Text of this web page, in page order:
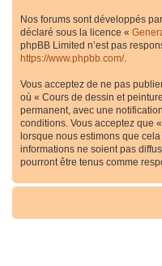
Nos forums sont développés
déclaré sous la licence «
phpBB Limited n’est pas
https://www.phpbb.com/.
Vous acceptez de ne pas
où « Cours de dessin et
permanent, avec une
conditions. Vous acceptez que
lorsque nous estimons que
informations ne soient pas
pourront être tenus comme